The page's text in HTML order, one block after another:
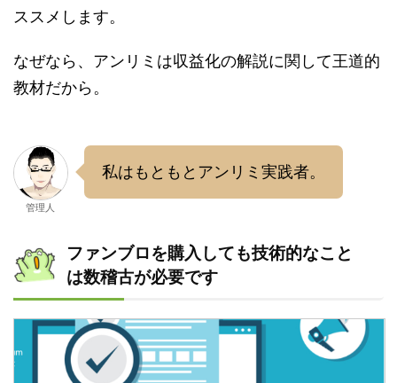
ススメします。
なぜなら、アンリミは収益化の解説に関して王道的
教材だから。
管理人
私はもともとアンリミ実践者。
ファンブロを購入しても技術的なこと
は数稽古が必要です